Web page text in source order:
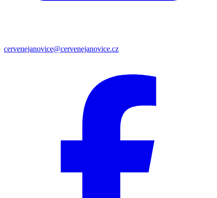
cervenejanovice@cervenejanovice.cz